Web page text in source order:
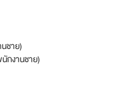
ชาย)
กงานชาย)